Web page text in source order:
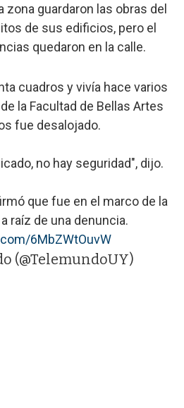
guardaron las obras del
de sus edificios, pero el
quedaron en la calle.
cuadros y vivía hace varios
la Facultad de Bellas Artes
fue desalojado.
no hay seguridad", dijo.
que fue en el marco de la
raíz de una denuncia.
6MbZWtOuvW
(@TelemundoUY)